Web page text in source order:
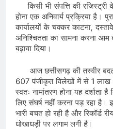
​किसी भी संपत्ति की रजिस्ट्री
होना एक अनिवार्य प्रक्रिया है।
कार्यालयों के चक्कर काटना,
अनिश्चितता का सामना करना आम
बढ़ावा दिया।
​आज छत्तीसगढ़ की तस्वीर
607 पंजीकृत विलेखों में से 1 लाख
स्वतः नामांतरण होना यह
लिए संघर्ष नहीं करना पड़ रहा
भारी बचत हो रही है और रिकॉर्ड
धोखाधड़ी पर लगाम लगी है।